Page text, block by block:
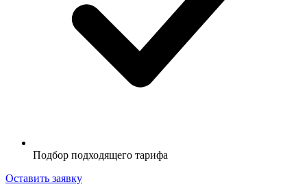
Подбор подходящего тарифа
Оставить заявку